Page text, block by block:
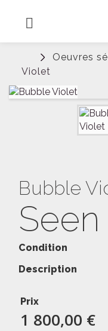
MENU
Oeuvres
Violet
Bubble
Seen
Condition
Description
Prix
1 800,00 €